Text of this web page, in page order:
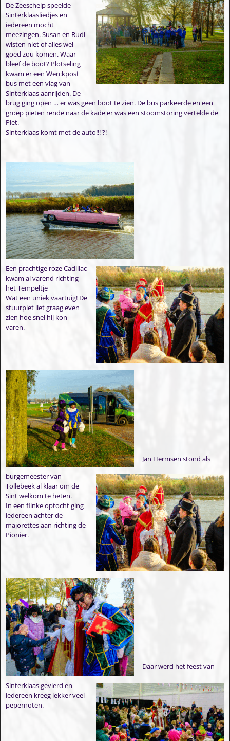
De Zeeschelp speelde
Sinterklaasliedjes en
iedereen mocht
meezingen. Susan en Rudi
wisten niet of alles wel
goed zou komen. Waar
bleef de boot? Plotseling
kwam er een Werckpost
bus met een vlag van
Sinterklaas aanrijden. De
brug ging open … er was geen boot te zien. De bus parkeerde en een
groep pieten rende naar de kade er was een stoomstoring vertelde de
Piet.
Sinterklaas komt met de auto!!! ?!
Een prachtige roze Cadillac
kwam al varend richting
het Tempeltje
Wat een uniek vaartuig! De
stuurpiet liet graag even
zien hoe snel hij kon
varen.
Jan Hermsen stond als
burgemeester van
Tollebeek al klaar om de
Sint welkom te heten.
In een flinke optocht ging
iedereen achter de
majorettes aan richting de
Pionier.
Daar werd het feest van
Sinterklaas gevierd en
iedereen kreeg lekker veel
pepernoten.